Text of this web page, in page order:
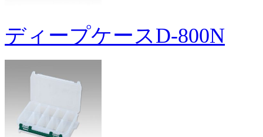
ディープケースD-800N